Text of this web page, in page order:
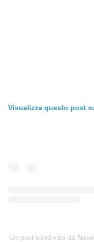
Visualizza questo post
Un post condiviso da